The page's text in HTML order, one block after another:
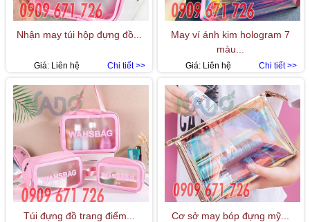
Nhận may túi hộp đựng đồ...
Chi tiết >>
Giá: Liên hệ
May ví ánh kim hologram 7
màu...
Chi tiết >>
Giá: Liên hệ
Túi đựng đồ trang điểm... Cơ sở may bóp đựng mỹ...